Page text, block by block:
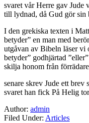
svaret vår Herre gav Jude
till lydnad, då Gud gör sin
I den grekiska texten i
betyder” en man med
utgåvan av Bibeln läser vi
betyder” godhjärtad
skilja honom från
senare skrev Jude ett brev
svaret han fick På Helig
Author: admin
Filed Under: Articles